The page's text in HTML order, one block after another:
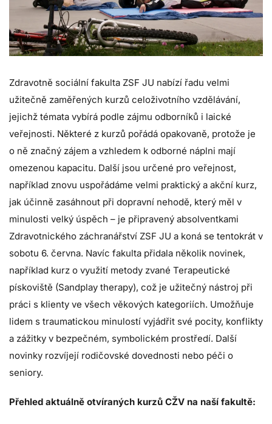
Zdravotně sociální fakulta ZSF JU nabízí řadu velmi
užitečně zaměřených kurzů celoživotního vzdělávání,
jejichž témata vybírá podle zájmu odborníků i laické
veřejnosti. Některé z kurzů pořádá opakovaně, protože je
o ně značný zájem a vzhledem k odborné náplni mají
omezenou kapacitu. Další jsou určené pro veřejnost,
například znovu uspořádáme velmi praktický a akční kurz,
jak účinně zasáhnout při dopravní nehodě, který měl v
minulosti velký úspěch – je připravený absolventkami
Zdravotnického záchranářství ZSF JU a koná se tentokrát v
sobotu 6. června. Navíc fakulta přidala několik novinek,
například kurz o využití metody zvané Terapeutické
pískoviště (Sandplay therapy), což je užitečný nástroj při
práci s klienty ve všech věkových kategoriích. Umožňuje
lidem s traumatickou minulostí vyjádřit své pocity, konflikty
a zážitky v bezpečném, symbolickém prostředí. Další
novinky rozvíjejí rodičovské dovednosti nebo péči o
seniory.
Přehled aktuálně otvíraných kurzů CŽV na naší fakultě: